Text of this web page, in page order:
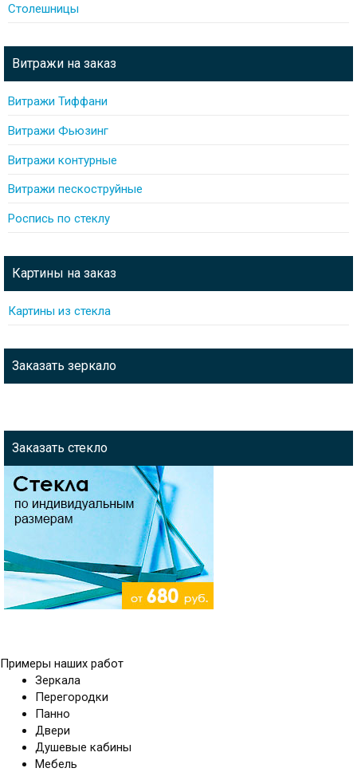
Столешницы
Витражи на заказ
Витражи Тиффани
Витражи Фьюзинг
Витражи контурные
Витражи пескоструйные
Роспись по стеклу
Картины на заказ
Картины из стекла
Заказать зеркало
Заказать стекло
Примеры наших работ
Зеркала
Перегородки
Панно
Двери
Душевые кабины
Мебель